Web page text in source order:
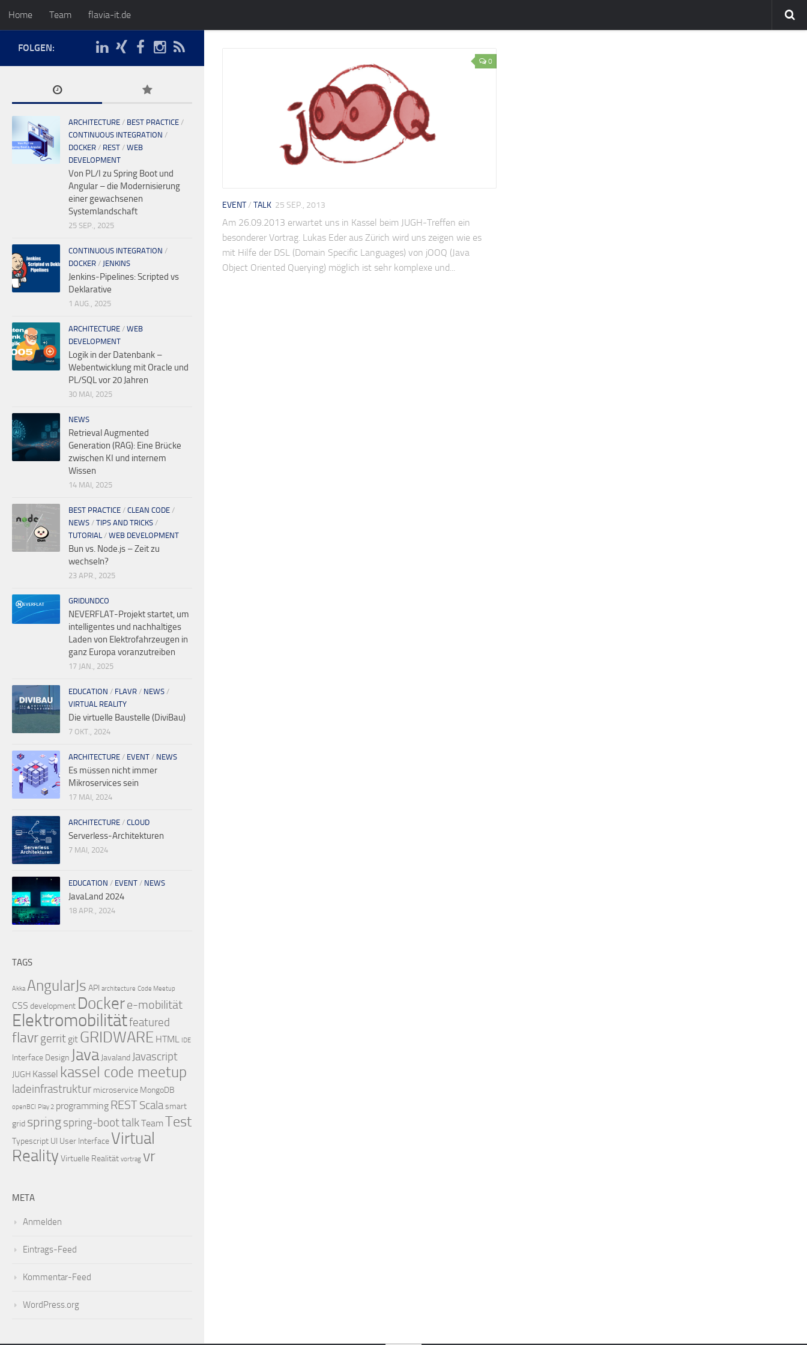
Home Team flavia-it.de
0
EVENT/ TALK 25 SEP., 2013
Am 26.09.2013 erwartet uns in Kassel beim JUGH-Treffen ein
besonderer Vortrag. Lukas Eder aus Zürich wird uns zeigen wie es
mit Hilfe der DSL (Domain Specific Languages) von jOOQ (Java
Object Oriented Querying) möglich ist sehr komplexe und...
FOLGEN:
ARCHITECTURE / BEST PRACTICE /
CONTINUOUS INTEGRATION /
DOCKER / REST / WEB
DEVELOPMENT
Von PL/I zu Spring Boot und
Angular – die Modernisierung
einer gewachsenen
Systemlandschaft
25 SEP., 2025
CONTINUOUS INTEGRATION /
DOCKER / JENKINS
Jenkins-Pipelines: Scripted vs
Deklarative
1 AUG., 2025
ARCHITECTURE / WEB
DEVELOPMENT
Logik in der Datenbank –
Webentwicklung mit Oracle und
PL/SQL vor 20 Jahren
30 MAI, 2025
NEWS
Retrieval Augmented
Generation (RAG): Eine Brücke
zwischen KI und internem
Wissen
14 MAI, 2025
BEST PRACTICE / CLEAN CODE /
NEWS / TIPS AND TRICKS /
TUTORIAL / WEB DEVELOPMENT
Bun vs. Node.js – Zeit zu
wechseln?
23 APR., 2025
GRIDUNDCO
NEVERFLAT-Projekt startet, um
intelligentes und nachhaltiges
Laden von Elektrofahrzeugen in
ganz Europa voranzutreiben
17 JAN., 2025
EDUCATION / FLAVR / NEWS /
VIRTUAL REALITY
Die virtuelle Baustelle (DiviBau)
7 OKT., 2024
ARCHITECTURE / EVENT / NEWS
Es müssen nicht immer
Mikroservices sein
17 MAI, 2024
ARCHITECTURE / CLOUD
Serverless-Architekturen
7 MAI, 2024
EDUCATION / EVENT / NEWS
JavaLand 2024
18 APR., 2024
TAGS
Akka AngularJs API architecture Code Meetup
CSS development Dockere-mobilität
Elektromobilitätfeatured
flavrgerrit git GRIDWARE HTML IDE
Interface Design Java Javaland Javascript
JUGH Kassel kassel code meetup
ladeinfrastruktur microservice MongoDB
openBCI Play 2 programming RESTScalasmart
grid springspring-boottalkTeamTest
Typescript UI User Interface Virtual
Reality Virtuelle Realität vortrag vr
META
Anmelden
Eintrags-Feed
Kommentar-Feed
WordPress.org